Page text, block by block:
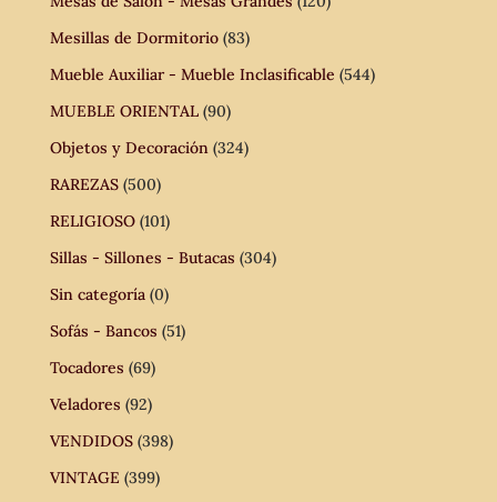
Mesillas de Dormitorio (83)
Mueble Auxiliar - Mueble Inclasificable (544)
MUEBLE ORIENTAL (90)
Objetos y Decoración (324)
RAREZAS (500)
RELIGIOSO (101)
Sillas - Sillones - Butacas (304)
Sin categoría (0)
Sofás - Bancos (51)
Tocadores (69)
Veladores (92)
VENDIDOS (398)
VINTAGE (399)